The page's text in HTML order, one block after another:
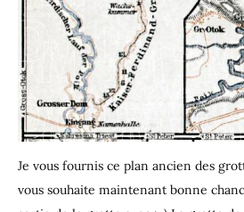
Je vous fournis ce plan ancien des
vous souhaite maintenant bonne